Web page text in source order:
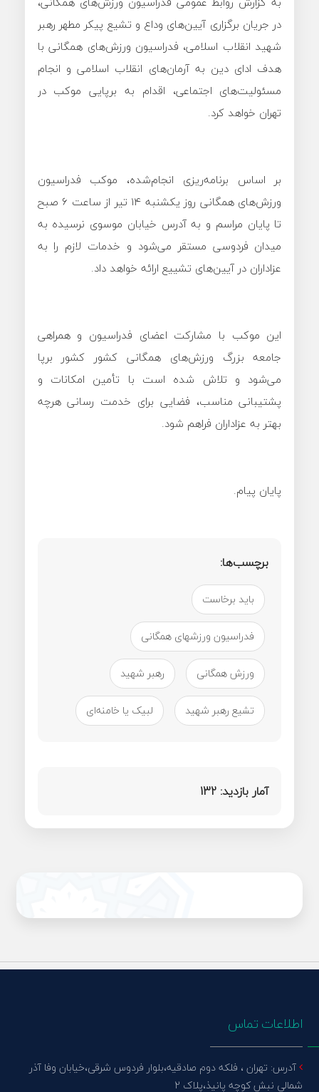
در جریان برگزاری آیین‌های وداع و تشیع پیکر مطهر رهبر
شهید انقلاب اسلامی، فدراسیون ورزش‌های همگانی با
هدف ادای دین به آرمان‌های انقلاب اسلامی و انجام
مسئولیت‌های اجتماعی، اقدام به برپایی موکب در
تهران خواهد کرد.
بر اساس برنامه‌ریزی انجام‌شده، موکب فدراسیون
ورزش‌های همگانی روز یکشنبه ۱۴ تیر از ساعت ۶ صبح
تا پایان مراسم و به آدرس خیابان موسوی نرسیده به
میدان فردوسی مستقر می‌شود و خدمات لازم را به
عزاداران در آیین‌های تشییع ارائه خواهد داد.
این موکب با مشارکت اعضای فدراسیون و همراهی
جامعه بزرگ ورزش‌های همگانی کشور کشور برپا
می‌شود و تلاش شده است با تأمین امکانات و
پشتیبانی مناسب، فضایی برای خدمت رسانی هرچه
بهتر به عزاداران فراهم شود.
پایان پیام.
برچسب‌ها:
باید برخاست
فدراسیون ورزشهای همگانی
ورزش همگانی رهبر شهید
تشیع رهبر شهید لبیک یا خامنه‌ای
آمار بازدید: 132
اطلاعات تماس
آدرس: تهران ، فلکه دوم صادقیه،بلوار فردوس شرقی،خیابان وفا آذر
شمالی نبش کوچه پانیذ،پلاک 2